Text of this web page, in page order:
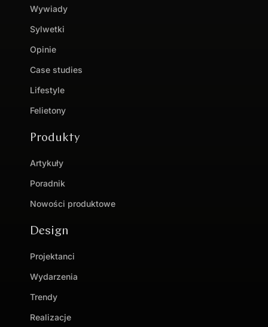
Wywiady
Sylwetki
Opinie
Case studies
Lifestyle
Felietony
Produkty
Artykuły
Poradnik
Nowości produktowe
Design
Projektanci
Wydarzenia
Trendy
Realizacje